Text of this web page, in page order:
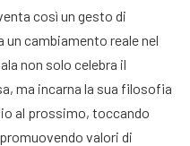
così un gesto di
cambiamento reale nel
non solo celebra il
ma incarna la sua filosofia
al prossimo, toccando
valori di